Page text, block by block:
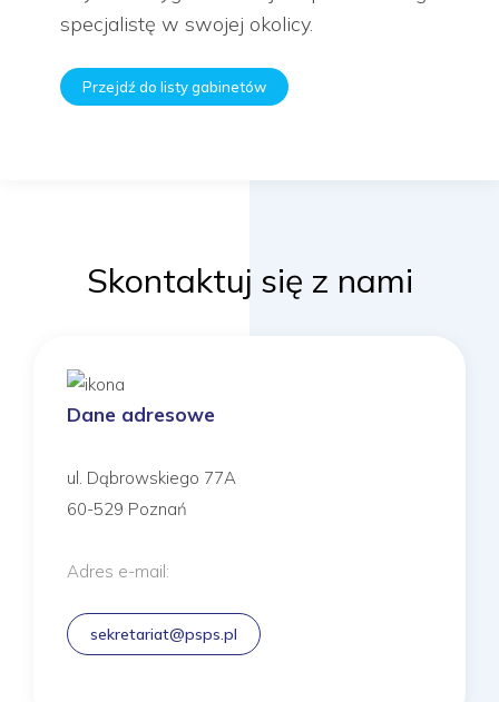
specjalistę w swojej okolicy.
Przejdź do listy gabinetów
Skontaktuj się z nami
Dane adresowe
ul. Dąbrowskiego 77A
60-529 Poznań
Adres e-mail:
sekretariat@psps.pl